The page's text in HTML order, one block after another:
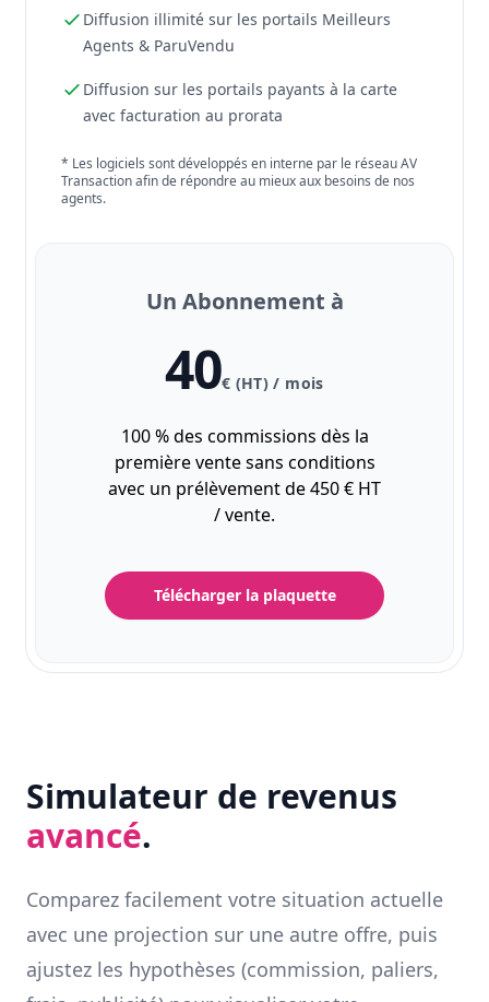
Diffusion illimité sur les portails Meilleurs
Agents & ParuVendu
Diffusion sur les portails payants à la carte
avec facturation au prorata
* Les logiciels sont développés en interne par le réseau AV
Transaction afin de répondre au mieux aux besoins de nos
agents.
Un Abonnement à
40€ (HT) / mois
100 % des commissions dès la
première vente sans conditions
avec un prélèvement de 450 € HT
/ vente.
Télécharger la plaquette
Simulateur de revenus
avancé.
Comparez facilement votre situation actuelle
avec une projection sur une autre offre, puis
ajustez les hypothèses (commission, paliers,